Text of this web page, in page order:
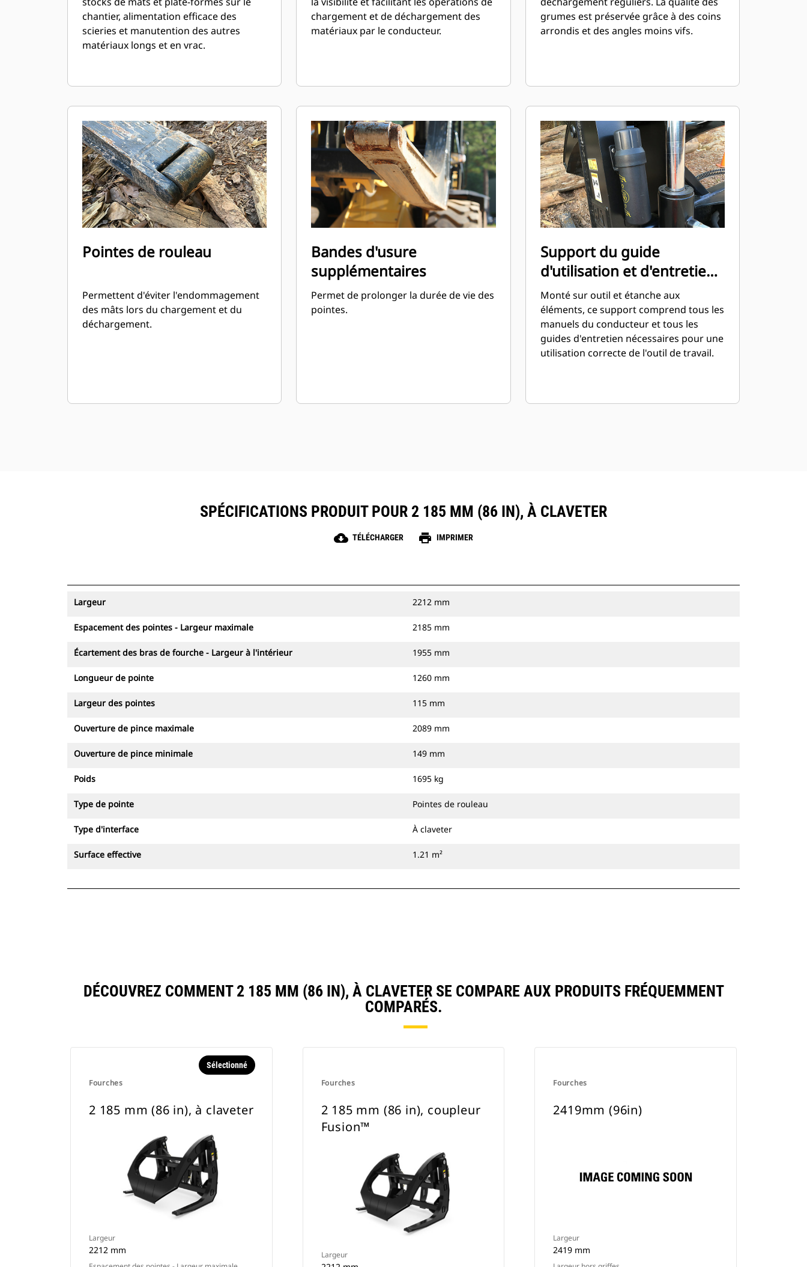
chantier, alimentation efficace des
scieries et manutention des autres
matériaux longs et en vrac.
chargement et de déchargement des
matériaux par le conducteur.
grumes est préservée grâce à des coins
arrondis et des angles moins vifs.
Pointes de rouleau
Permettent d'éviter l'endommagement
des mâts lors du chargement et du
déchargement.
Bandes d'usure
supplémentaires
Permet de prolonger la durée de vie des
pointes.
Support du guide
d'utilisation et d'entretien
monté sur l'outil
Monté sur outil et étanche aux
éléments, ce support comprend tous les
manuels du conducteur et tous les
guides d'entretien nécessaires pour une
utilisation correcte de l'outil de travail.
SPÉCIFICATIONS PRODUIT POUR 2 185 MM (86 IN), À CLAVETER
cloud_download TÉLÉCHARGER print IMPRIMER
Largeur 2212 mm
Espacement des pointes - Largeur maximale 2185 mm
Écartement des bras de fourche - Largeur à l'intérieur 1955 mm
Longueur de pointe 1260 mm
Largeur des pointes 115 mm
Ouverture de pince maximale 2089 mm
Ouverture de pince minimale 149 mm
Poids 1695 kg
Type de pointe Pointes de rouleau
Type d'interface À claveter
Surface effective 1.21 m²
DÉCOUVREZ COMMENT 2 185 MM (86 IN), À CLAVETER SE COMPARE AUX PRODUITS FRÉQUEMMENT
COMPARÉS.
Fourches
Sélectionné
2 185 mm (86 in), à claveter
Largeur
2212 mm
Fourches
2 185 mm (86 in), coupleur
Fusion™
Largeur
Fourches
2419mm (96in)
Largeur
2419 mm